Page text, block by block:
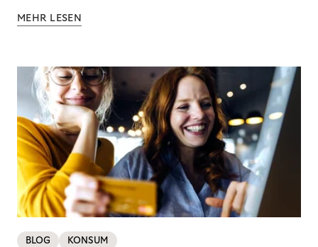
MEHR LESEN
BLOG KONSUM